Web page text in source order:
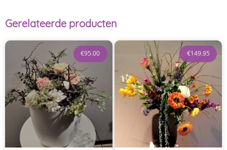
Gerelateerde producten
€95.00 €149.95